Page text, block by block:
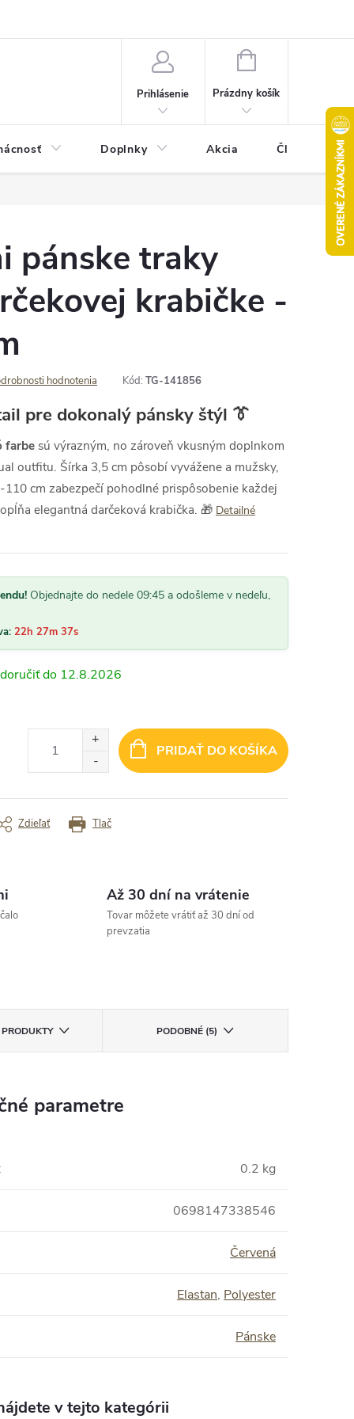
Prihlásenie
NÁKUPNÝ
Prázdny košík
Doplnky Akcia Články
pánske traky
krabičke -
hodnotenia Kód: TG-141856
pre dokonalý pánsky štýl 👔
farbe sú výrazným, no zároveň vkusným doplnkom
outfitu. Šírka 3,5 cm pôsobí vyvážene a mužsky,
cm zabezpečí pohodlné prispôsobenie každej
elegantná darčeková krabička. 🎁 Detailné
Objednajte do nedele 09:45 a odošleme v nedeľu,
22h 27m 36s
12.8.2026
PRIDAŤ DO KOŠÍKA
Tlač
Zdieľať
Až 30 dní na vrátenie
Tovar môžete vrátiť až 30 dní od
prevzatia
PODOBNÉ (5)
parametre
0.2 kg
0698147338546
Červená
Elastan, Polyester
Pánske
v tejto kategórii